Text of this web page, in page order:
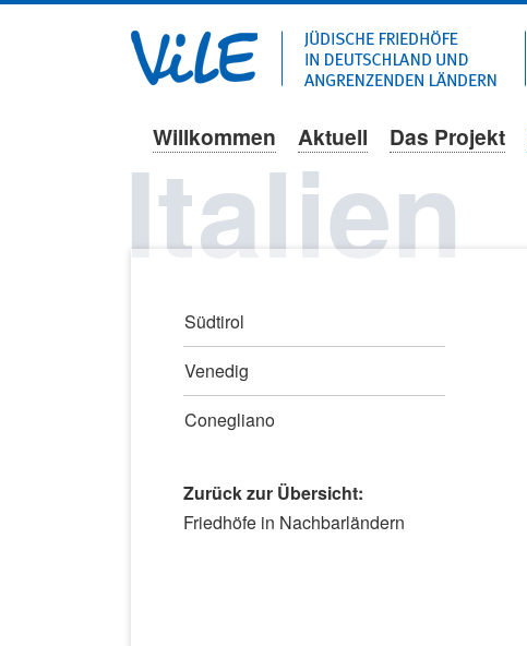
Navigation
Willkommen Aktuell Das Projekt
Italien
Navigation
überspringen
Südtirol
Venedig
Conegliano
Zurück zur Übersicht:
Navigation
Friedhöfe in Nachbarländern